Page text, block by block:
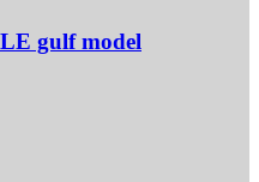
gulf model